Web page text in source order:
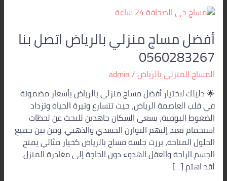
أفضل مساج منزلي بالرياض اتصل بنا
0560283267
المساج المنزلي بالرياض/
admin
🌟 دليلك لاختيار أفضل مساج منزلي بالرياض بأسعار مضمونة
في قلب العاصمة الرياض، حيث تتسارع وتيرة الحياة وتزداد
الضغوط اليومية، يسعى السكان جاهدين للبحث عن لحظات
استجمام تعيد إليهم التوازن الجسدي والذهني. ومن بين جميع
الحلول المتاحة، برزت جلسة مساج بالرياض كخيار مثالي يمنح
الجسم الراحة والعقل الهدوء دون الحاجة إلى مغادرة المنزل.
لقد اهتم […]
أفضل
منزلي
بالرياض
اتصل
بنا
0560283267